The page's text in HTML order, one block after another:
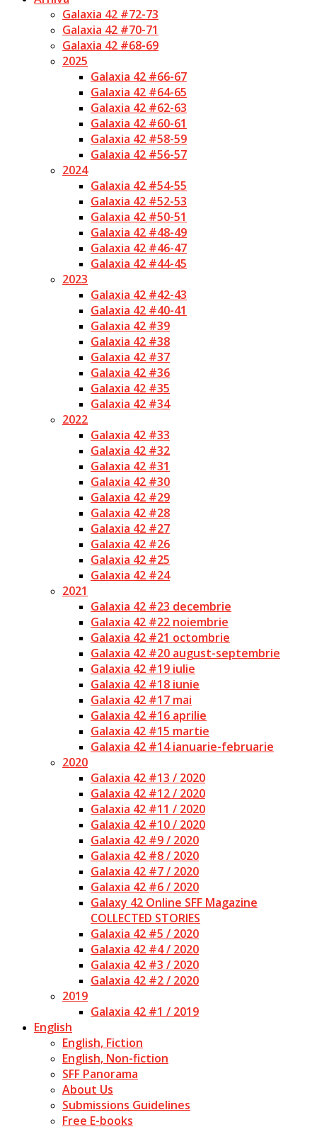
Galaxia 42 #72-73
Galaxia 42 #70-71
Galaxia 42 #68-69
2025
Galaxia 42 #66-67
Galaxia 42 #64-65
Galaxia 42 #62-63
Galaxia 42 #60-61
Galaxia 42 #58-59
Galaxia 42 #56-57
2024
Galaxia 42 #54-55
Galaxia 42 #52-53
Galaxia 42 #50-51
Galaxia 42 #48-49
Galaxia 42 #46-47
Galaxia 42 #44-45
2023
Galaxia 42 #42-43
Galaxia 42 #40-41
Galaxia 42 #39
Galaxia 42 #38
Galaxia 42 #37
Galaxia 42 #36
Galaxia 42 #35
Galaxia 42 #34
2022
Galaxia 42 #33
Galaxia 42 #32
Galaxia 42 #31
Galaxia 42 #30
Galaxia 42 #29
Galaxia 42 #28
Galaxia 42 #27
Galaxia 42 #26
Galaxia 42 #25
Galaxia 42 #24
2021
Galaxia 42 #23 decembrie
Galaxia 42 #22 noiembrie
Galaxia 42 #21 octombrie
Galaxia 42 #20 august-septembrie
Galaxia 42 #19 iulie
Galaxia 42 #18 iunie
Galaxia 42 #17 mai
Galaxia 42 #16 aprilie
Galaxia 42 #15 martie
Galaxia 42 #14 ianuarie-februarie
2020
Galaxia 42 #13 / 2020
Galaxia 42 #12 / 2020
Galaxia 42 #11 / 2020
Galaxia 42 #10 / 2020
Galaxia 42 #9 / 2020
Galaxia 42 #8 / 2020
Galaxia 42 #7 / 2020
Galaxia 42 #6 / 2020
Galaxy 42 Online SFF Magazine
COLLECTED STORIES
Galaxia 42 #5 / 2020
Galaxia 42 #4 / 2020
Galaxia 42 #3 / 2020
Galaxia 42 #2 / 2020
2019
Galaxia 42 #1 / 2019
English
English, Fiction
English, Non-fiction
SFF Panorama
About Us
Submissions Guidelines
Free E-books